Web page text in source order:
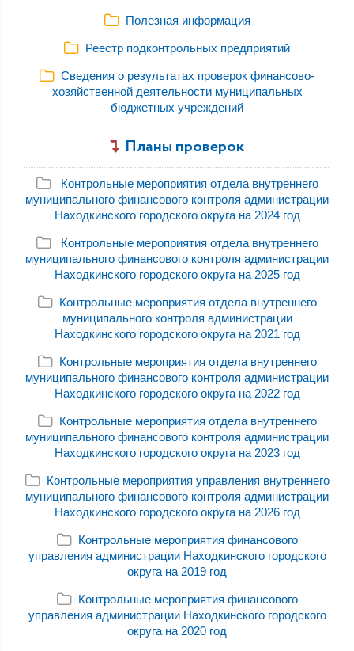
Полезная информация
Реестр подконтрольных предприятий
Сведения о результатах проверок финансово-
хозяйственной деятельности муниципальных
бюджетных учреждений
Планы проверок
Контрольные мероприятия отдела внутреннего
муниципального финансового контроля администрации
Находкинского городского округа на 2024 год
Контрольные мероприятия отдела внутреннего
муниципального финансового контроля администрации
Находкинского городского округа на 2025 год
Контрольные мероприятия отдела внутреннего
муниципального контроля администрации
Находкинского городского округа на 2021 год
Контрольные мероприятия отдела внутреннего
муниципального финансового контроля администрации
Находкинского городского округа на 2022 год
Контрольные мероприятия отдела внутреннего
муниципального финансового контроля администрации
Находкинского городского округа на 2023 год
Контрольные мероприятия управления внутреннего
муниципального финансового контроля администрации
Находкинского городского округа на 2026 год
Контрольные мероприятия финансового
управления администрации Находкинского городского
округа на 2019 год
Контрольные мероприятия финансового
управления администрации Находкинского городского
округа на 2020 год